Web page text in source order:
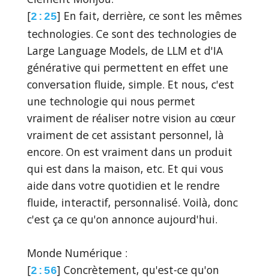
[2:25] En fait, derrière, ce sont les mêmes
technologies. Ce sont des technologies de
Large Language Models, de LLM et d'IA
générative qui permettent en effet une
conversation fluide, simple. Et nous, c'est
une technologie qui nous permet
vraiment de réaliser notre vision au cœur
vraiment de cet assistant personnel, là
encore. On est vraiment dans un produit
qui est dans la maison, etc. Et qui vous
aide dans votre quotidien et le rendre
fluide, interactif, personnalisé. Voilà, donc
c'est ça ce qu'on annonce aujourd'hui.
Monde Numérique :
[2:56] Concrètement, qu'est-ce qu'on